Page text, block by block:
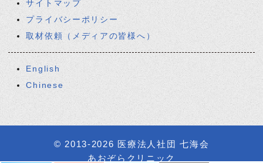
サイトマップ
プライバシーポリシー
取材依頼（メディアの皆様へ）
English
Chinese
© 2013-2026 医療法人社団 七海会
あおぞらクリニック